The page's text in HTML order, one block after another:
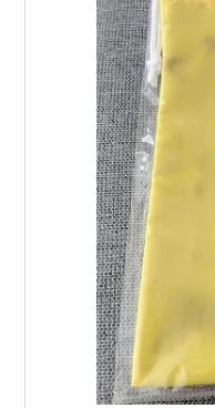
改称）
名古屋大須店（
大阪店（2016年1月
転・改称）
原宿店（原宿本店）
上野店
札幌店
京都店
福岡店
ハロー！プロジェ